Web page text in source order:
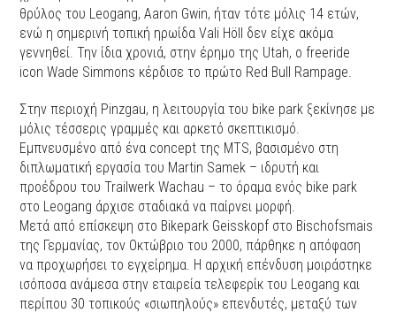
θρύλος του Leogang, Aaron Gwin, ήταν τότε μόλις 14 ετών,
ενώ η σημερινή τοπική ηρωίδα Vali Höll δεν είχε ακόμα
γεννηθεί. Την ίδια χρονιά, στην έρημο της Utah, ο freeride
icon Wade Simmons κέρδισε το πρώτο Red Bull Rampage.
Στην περιοχή Pinzgau, η λειτουργία του bike park ξεκίνησε με
μόλις τέσσερις γραμμές και αρκετό σκεπτικισμό.
Εμπνευσμένο από ένα concept της MTS, βασισμένο στη
διπλωματική εργασία του Martin Samek – ιδρυτή και
προέδρου του Trailwerk Wachau – το όραμα ενός bike park
στο Leogang άρχισε σταδιακά να παίρνει μορφή.
Μετά από επίσκεψη στο Bikepark Geisskopf στο Bischofsmais
της Γερμανίας, τον Οκτώβριο του 2000, πάρθηκε η απόφαση
να προχωρήσει το εγχείρημα. Η αρχική επένδυση μοιράστηκε
ισόποσα ανάμεσα στην εταιρεία τελεφερίκ του Leogang και
περίπου 30 τοπικούς «σιωπηλούς» επενδυτές, μεταξύ των